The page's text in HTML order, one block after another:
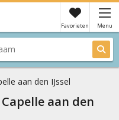
Favorieten Menu
×
aan den IJssel
Capelle aan den